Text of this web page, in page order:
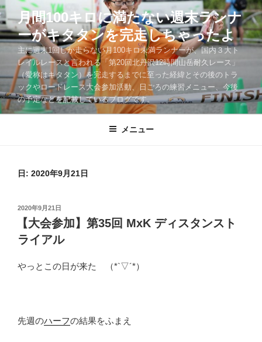
コ
ン
テ
へ
ス
キ
月間100キロに満たない週末ランナ
ーがキタタンを完走しちゃったよ
主に週末1回しか走らない月100キロ未満ランナーが、国内３大ト
レイルレースと言われる「第20回北丹沢12時間山岳耐久レース」
（愛称はキタタン）を完走するまでに至った経緯とその後のトラ
ックやロードレース大会参加活動、日ごろの練習メニュー、今後
の予定などを記載しているブログです。
メニュー
日: 2020年9月21日
投
日:
2020年9月21日
【大会参加】第35回 MxK ディスタンスト
ライアル
やっとこの日が来た （*`▽´*）
先週のハーフの結果をふまえ